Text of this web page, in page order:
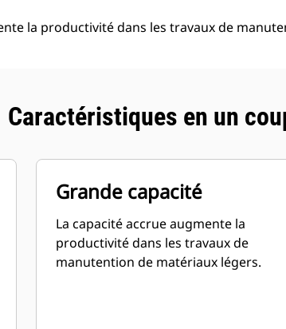
la productivité dans les travaux de
Caractéristiques en un
Grande capacité
La capacité accrue augmente la
productivité dans les travaux de
manutention de matériaux légers.